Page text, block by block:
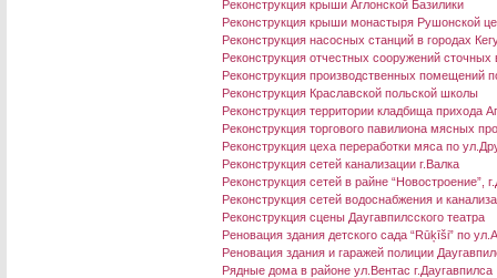
Реконструкция крыши Аглонской Базилики
Реконструкция крыши монастыря Рушонской
Реконструкция насосных станций в городах
Реконструкция отчестных сооружений сточных
Реконструкция производственных помещений
Реконструкция Краславской польской школы
Реконструкция территории кладбища прихода
Реконструкция торгового павилиона мясных
Реконструкция цеха переработки мяса по
Реконструкция сетей канализации г.Валка
Реконструкция сетей в райне “Новостроение”,
Реконструкция сетей водоснабжения и
Реконструкция сцены Даугавпилсского театра
Реновация здания детского сада “Rūķīši” по
Реновация здания и гаражей полиции
Рядные дома в районе ул.Вентас г.Даугавпилса